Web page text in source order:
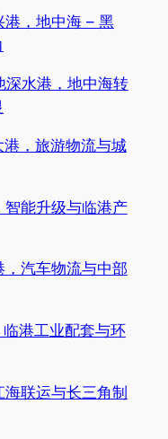
港，地中海 – 黑
深水港，地中海转
，旅游物流与城
能升级与临港产
汽车物流与中部
港工业配套与环
联运与长三角制